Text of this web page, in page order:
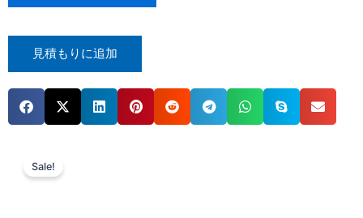
見積もりに追加
Sale!